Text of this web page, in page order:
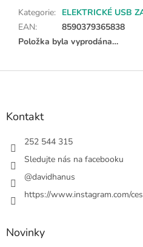
Kategorie: ELEKTRICKÉ USB
EAN:
8590379365838
Položka byla vyprodána…
Z
Kontakt
252 544 315
Sledujte nás na facebooku
@davidhanus
https://www.instagram.com/
Novinky